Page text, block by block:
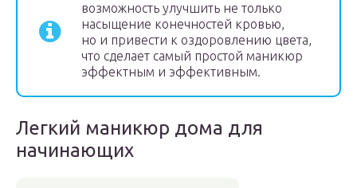
возможность улучшить не только
насыщение конечностей кровью,
но и привести к оздоровлению цвета,
что сделает самый простой маникюр
эффектным и эффективным.
Легкий маникюр дома для
начинающих